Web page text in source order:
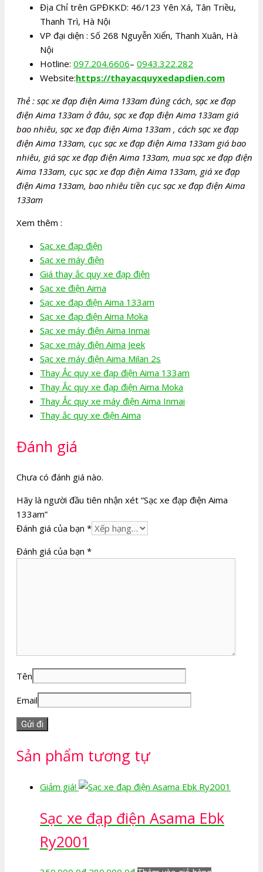
Địa Chỉ trên GPĐKKD: 46/123 Yên Xá, Tân Triều,
Thanh Trì, Hà Nội
VP đại diện : Số 268 Nguyễn Xiển, Thanh Xuân, Hà
Nội
Hotline: 097.204.6606– 0943.322.282
Website:https://thayacquyxedapdien.com
Thẻ : sạc xe đạp điện Aima 133am đúng cách, sạc xe đạp
điện Aima 133am ở đâu, sạc xe đạp điện Aima 133am giá
bao nhiêu, sạc xe đạp điện Aima 133am , cách sạc xe đạp
điện Aima 133am, cục sạc xe đạp điện Aima 133am giá bao
nhiêu, giá sạc xe đạp điện Aima 133am, mua sạc xe đạp điện
Aima 133am, cục sạc xe đạp điện Aima 133am, giá xe đạp
điện Aima 133am, bao nhiêu tiền cục sạc xe đạp điện Aima
133am
Xem thêm :
Sạc xe đạp điện
Sạc xe máy điện
Giá thay ắc quy xe đạp điện
Sạc xe điện Aima
Sạc xe đạp điện Aima 133am
Sạc xe đạp điện Aima Moka
Sạc xe máy điện Aima Inmai
Sạc xe máy điện Aima Jeek
Sạc xe máy điện Aima Milan 2s
Thay Ắc quy xe đạp điện Aima 133am
Thay Ắc quy xe đạp điện Aima Moka
Thay Ắc quy xe máy điện Aima Inmai
Thay ắc quy xe điện Aima
Đánh giá
Chưa có đánh giá nào.
Hãy là người đầu tiên nhận xét “Sạc xe đạp điện Aima
133am”
Đánh giá của bạn *
Đánh giá của bạn *
Tên
Email
Sản phẩm tương tự
Giảm giá!
Sạc xe đạp điện Asama Ebk
Ry2001